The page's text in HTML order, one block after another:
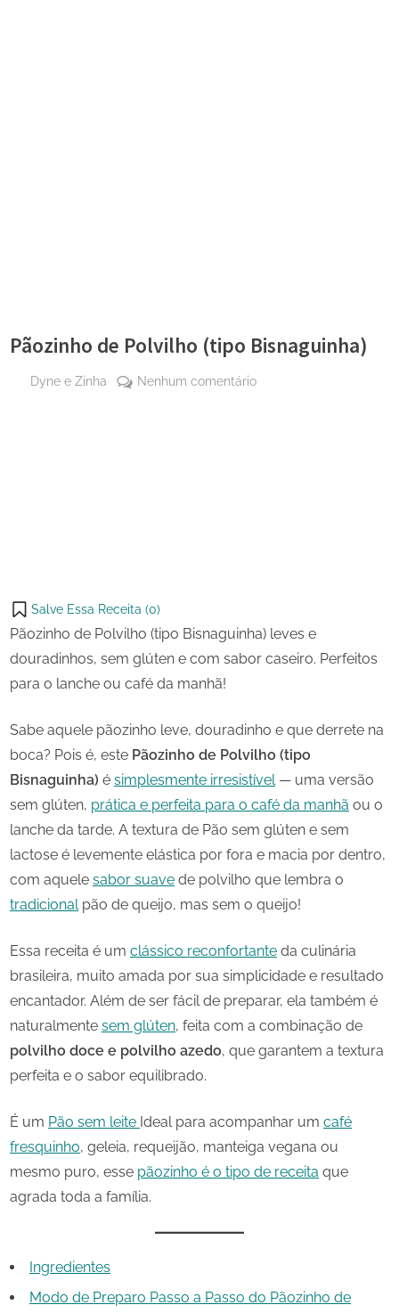
Pãozinho de Polvilho (tipo Bisnaguinha)
By
Dyne e Zinha Nenhum comentárioem
on
X
Salve Essa Receita (0)
Pãozinho de Polvilho (tipo Bisnaguinha) leves e
douradinhos, sem glúten e com sabor caseiro. Perfeitos
para o lanche ou café da manhã!
Sabe aquele pãozinho leve, douradinho e que derrete na
boca? Pois é, este Pãozinho de Polvilho (tipo
Bisnaguinha) é simplesmente irresistível — uma versão
sem glúten, prática e perfeita para o café da manhã ou o
lanche da tarde. A textura de Pão sem glúten e sem
lactose é levemente elástica por fora e macia por dentro,
com aquele sabor suave de polvilho que lembra o
tradicional pão de queijo, mas sem o queijo!
Essa receita é um clássico reconfortante da culinária
brasileira, muito amada por sua simplicidade e resultado
encantador. Além de ser fácil de preparar, ela também é
naturalmente sem glúten, feita com a combinação de
polvilho doce e polvilho azedo, que garantem a textura
perfeita e o sabor equilibrado.
É um Pão sem leite Ideal para acompanhar um café
fresquinho, geleia, requeijão, manteiga vegana ou
mesmo puro, esse pãozinho é o tipo de receita que
agrada toda a família.
Ingredientes
Modo de Preparo Passo a Passo do Pãozinho de